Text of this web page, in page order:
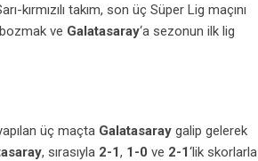
kırmızılı takım, son üç Süper Lig maçını
ve Galatasaray‘a sezonun ilk lig
üç maçta Galatasaray galip gelerek
, sırasıyla 2-1, 1-0 ve 2-1‘lik skorlarla